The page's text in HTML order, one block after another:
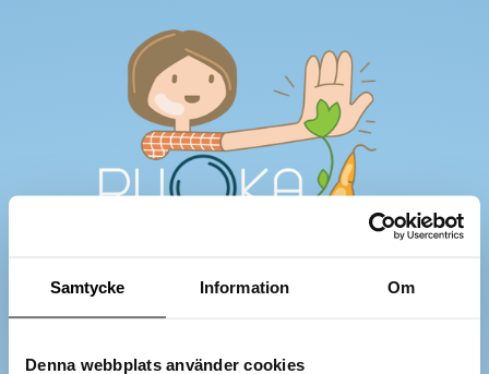
Samtycke Information Om
Denna webbplats använder cookies